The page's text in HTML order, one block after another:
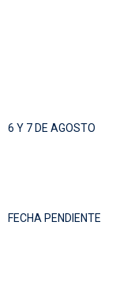
6 Y 7 DE AGOSTO
FECHA PENDIENTE